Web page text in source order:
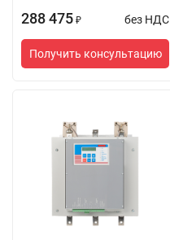
288 475 ₽ без НДС
Получить консультацию